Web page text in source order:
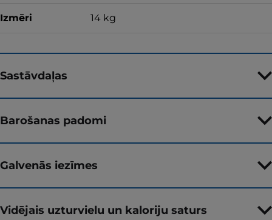
Izmēri 14 kg
Sastāvdaļas
Barošanas padomi
Galvenās iezīmes
Vidējais uzturvielu un kaloriju saturs